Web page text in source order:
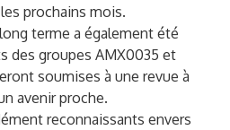
prochains mois.
terme a également été
des groupes AMX0035 et
soumises à une revue à
avenir proche.
reconnaissants envers